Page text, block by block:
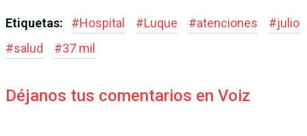
Etiquetas: #Hospital #Luque #atenciones #julio
#salud #37 mil
Déjanos tus comentarios en Voiz